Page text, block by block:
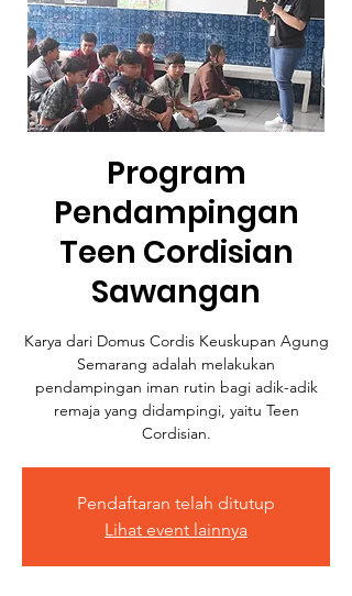
Program
Pendampingan
Teen Cordisian
Sawangan
Karya dari Domus Cordis Keuskupan Agung
Semarang adalah melakukan
pendampingan iman rutin bagi adik-adik
remaja yang didampingi, yaitu Teen
Cordisian.
Pendaftaran telah ditutup
Lihat event lainnya